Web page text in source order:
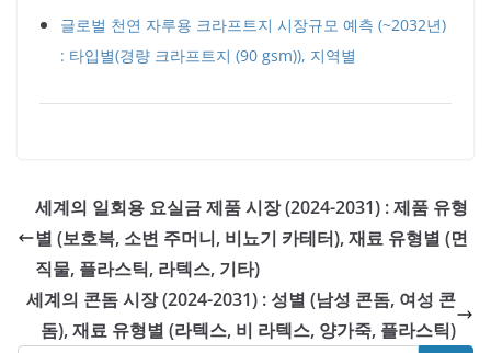
글로벌 천연 자루용 크라프트지 시장규모 예측 (~2032년)
: 타입별(경량 크라프트지 (90 gsm)), 지역별
세계의 일회용 요실금 제품 시장 (2024-2031) : 제품 유형
별 (보호복, 소변 주머니, 비뇨기 카테터), 재료 유형별 (면
직물, 플라스틱, 라텍스, 기타)
세계의 콘돔 시장 (2024-2031) : 성별 (남성 콘돔, 여성 콘
돔), 재료 유형별 (라텍스, 비 라텍스, 양가죽, 플라스틱)